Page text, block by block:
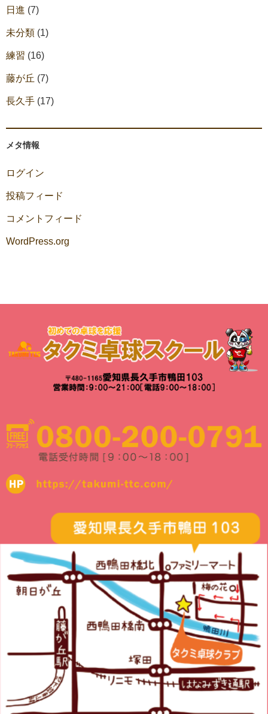
日進 (7)
未分類 (1)
練習 (16)
藤が丘 (7)
長久手 (17)
メタ情報
ログイン
投稿フィード
コメントフィード
WordPress.org